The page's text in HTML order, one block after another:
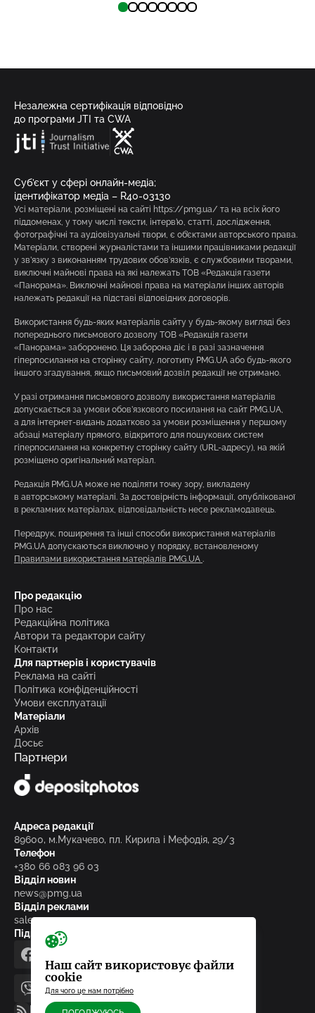
Незалежна сертифікація відповідно
до програми JTI та CWA
Суб’єкт у сфері онлайн-медіа;
ідентифікатор медіа – R40-03130
Усі матеріали, розміщені на сайті https://pmg.ua/ та на всіх його
піддоменах, у тому числі тексти, інтерв’ю, статті, дослідження,
фотографічні та аудіовізуальні твори, є об’єктами авторського права.
Матеріали, створені журналістами та іншими працівниками редакції
у зв’язку з виконанням трудових обов’язків, є службовими творами,
виключні майнові права на які належать ТОВ «Редакція газети
«Панорама». Виключні майнові права на матеріали інших авторів
належать редакції на підставі відповідних договорів.
Використання будь-яких матеріалів сайту у будь-якому вигляді без
попереднього письмового дозволу ТОВ «Редакція газети
«Панорама» заборонено. Ця заборона діє і в разі зазначення
гіперпосилання на сторінку сайту, логотипу PMG.UA або будь-якого
іншого згадування, якщо письмовий дозвіл редакції не отримано.
У разі отримання письмового дозволу використання матеріалів
допускається за умови обов’язкового посилання на сайт PMG.UA,
а для інтернет-видань додатково за умови розміщення у першому
абзаці матеріалу прямого, відкритого для пошукових систем
гіперпосилання на конкретну сторінку сайту (URL-адресу), на якій
розміщено оригінальний матеріал.
Редакція PMG.UA може не поділяти точку зору, викладену
в авторському матеріалі. За достовірність інформації, опублікованої
в рекламних матеріалах, відповідальність несе рекламодавець.
Передрук, поширення та інші способи використання матеріалів
PMG.UA допускаються виключно у порядку, встановленому
Правилами використання матеріалів PMG.UA .
Про редакцію
Про нас
Редакційна політика
Автори та редактори сайту
Контакти
Для партнерів і користувачів
Реклама на сайті
Політика конфіденційності
Умови експлуатації
Матеріали
Архів
Досьє
Партнери
Адреса редакції
89600, м.Мукачево, пл. Кирила і Мефодія, 29/3
Телефон
+380 66 083 96 03
Відділ новин
news@pmg.ua
Відділ реклами
sales@pmg.ua
Підписуйтесь на нас у соціальних мережах
facebooktelegram
viber
youtube
RSS-стрічка
Наш сайт використовує файли
cookie
Для чого це нам потрібно